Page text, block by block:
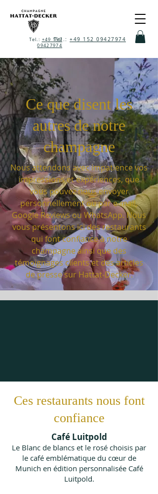
Tel.: +49 152 09427974
Tel.: +49 152
09427974
Ce que disent les
autres de notre
champagne
Nous attendons avec impatience vos
impressions et expériences, que
vous pouvez nous envoyer
personnellement ou par e-mail,
Google Reviews ou WhatsApp. Nous
vous présentons ici des restaurants
qui font confiance à notre
champagne ainsi que des
témoignages clients et des articles
de presse sur Hattat-Decker.
Ces restaurants nous font
confiance
Café Luitpold
Le Blanc de blancs et le rosé choisis par
le café emblématique du cœur de
Munich en édition personnalisée Café
Luitpold.